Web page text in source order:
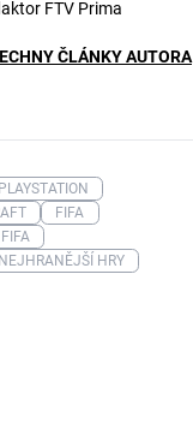
FTV Prima
ČLÁNKY AUTORA
PLAYSTATION
FIFA
FIFA
NEJHRANĚJŠÍ HRY